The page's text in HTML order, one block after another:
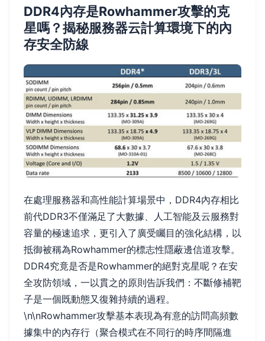
DDR4內存是Rowhammer攻擊的克
星嗎？揭秘服務器云計算環境下的內
存安全防線
在處理服務器和高性能計算場景中，DDR4內存相比
前代DDR3不僅滿足了大數據、人工智能及云服務對
容量的極速追求，更引入了廣受矚目的強化結構，以
抵御被稱為Rowhammer的標志性隱蔽邊信道攻擊。
DDR4究竟是否是Rowhammer的絕對克星呢？在安
全攻防領域，一以貫之的原則告訴我們：不斷修補靶
子是一個既動態又復雜持續的過程。
\n\nRowhammer攻擊基本表現為有意的訪問高頻數
據集中的內存行（聚合模式在不同行的時序間隔進